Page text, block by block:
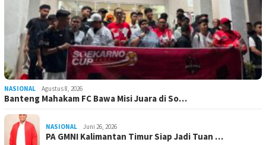
NASIONAL Agustus 8, 2026
Banteng Mahakam FC Bawa Misi Juara di So…
NASIONAL Juni 26, 2026
PA GMNI Kalimantan Timur Siap Jadi Tuan …